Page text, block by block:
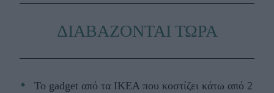
ΔΙΑΒΑΖΟΝΤΑΙ ΤΩΡΑ
Το gadget από τα IKEA που κοστίζει κάτω από 2